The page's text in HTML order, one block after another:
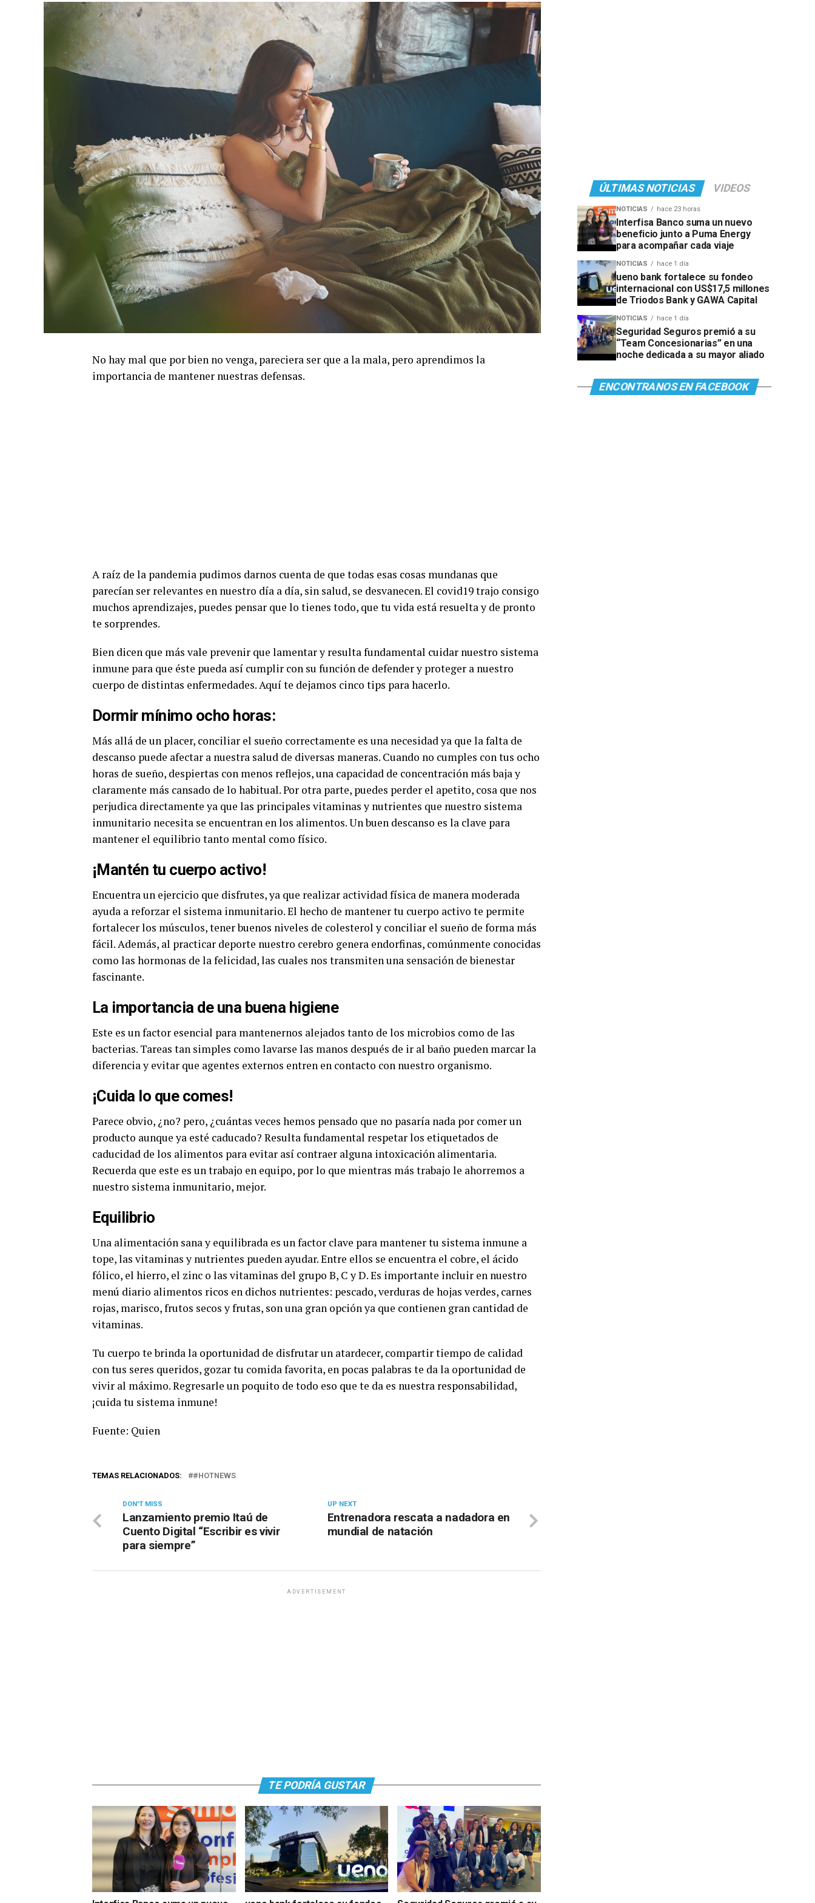
No hay mal que por bien no venga, pareciera ser que a la mala, pero aprendimos la
importancia de mantener nuestras defensas.
A raíz de la pandemia pudimos darnos cuenta de que todas esas cosas mundanas que
parecían ser relevantes en nuestro día a día, sin salud, se desvanecen. El covid19 trajo consigo
muchos aprendizajes, puedes pensar que lo tienes todo, que tu vida está resuelta y de pronto
te sorprendes.
Bien dicen que más vale prevenir que lamentar y resulta fundamental cuidar nuestro sistema
inmune para que éste pueda así cumplir con su función de defender y proteger a nuestro
cuerpo de distintas enfermedades. Aquí te dejamos cinco tips para hacerlo.
Dormir mínimo ocho horas:
Más allá de un placer, conciliar el sueño correctamente es una necesidad ya que la falta de
descanso puede afectar a nuestra salud de diversas maneras. Cuando no cumples con tus ocho
horas de sueño, despiertas con menos reflejos, una capacidad de concentración más baja y
claramente más cansado de lo habitual. Por otra parte, puedes perder el apetito, cosa que nos
perjudica directamente ya que las principales vitaminas y nutrientes que nuestro sistema
inmunitario necesita se encuentran en los alimentos. Un buen descanso es la clave para
mantener el equilibrio tanto mental como físico.
¡Mantén tu cuerpo activo!
Encuentra un ejercicio que disfrutes, ya que realizar actividad física de manera moderada
ayuda a reforzar el sistema inmunitario. El hecho de mantener tu cuerpo activo te permite
fortalecer los músculos, tener buenos niveles de colesterol y conciliar el sueño de forma más
fácil. Además, al practicar deporte nuestro cerebro genera endorfinas, comúnmente conocidas
como las hormonas de la felicidad, las cuales nos transmiten una sensación de bienestar
fascinante.
La importancia de una buena higiene
Este es un factor esencial para mantenernos alejados tanto de los microbios como de las
bacterias. Tareas tan simples como lavarse las manos después de ir al baño pueden marcar la
diferencia y evitar que agentes externos entren en contacto con nuestro organismo.
¡Cuida lo que comes!
Parece obvio, ¿no? pero, ¿cuántas veces hemos pensado que no pasaría nada por comer un
producto aunque ya esté caducado? Resulta fundamental respetar los etiquetados de
caducidad de los alimentos para evitar así contraer alguna intoxicación alimentaria.
Recuerda que este es un trabajo en equipo, por lo que mientras más trabajo le ahorremos a
nuestro sistema inmunitario, mejor.
Equilibrio
Una alimentación sana y equilibrada es un factor clave para mantener tu sistema inmune a
tope, las vitaminas y nutrientes pueden ayudar. Entre ellos se encuentra el cobre, el ácido
fólico, el hierro, el zinc o las vitaminas del grupo B, C y D. Es importante incluir en nuestro
menú diario alimentos ricos en dichos nutrientes: pescado, verduras de hojas verdes, carnes
rojas, marisco, frutos secos y frutas, son una gran opción ya que contienen gran cantidad de
vitaminas.
Tu cuerpo te brinda la oportunidad de disfrutar un atardecer, compartir tiempo de calidad
con tus seres queridos, gozar tu comida favorita, en pocas palabras te da la oportunidad de
vivir al máximo. Regresarle un poquito de todo eso que te da es nuestra responsabilidad,
¡cuida tu sistema inmune!
Fuente: Quien
TEMAS RELACIONADOS: #HOTNEWS
UP NEXT
Entrenadora rescata a nadadora en
mundial de natación
DON'T MISS
Lanzamiento premio Itaú de
Cuento Digital “Escribir es vivir
para siempre”
ADVERTISEMENT
TE PODRÍA GUSTAR
ÚLTIMAS NOTICIAS VIDEOS
NOTICIAS hace 23 horas
Interfisa Banco suma un nuevo
beneficio junto a Puma Energy
para acompañar cada viaje
NOTICIAS hace 1 día
ueno bank fortalece su fondeo
internacional con US$17,5 millones
de Triodos Bank y GAWA Capital
NOTICIAS hace 1 día
Seguridad Seguros premió a su
“Team Concesionarias” en una
noche dedicada a su mayor aliado
ENCONTRANOS EN FACEBOOK